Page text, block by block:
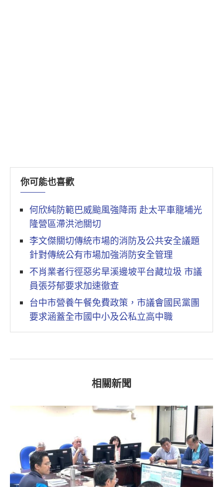
你可能也喜歡
何欣純防範巴威颱風強降雨 赴太平車籠埔光
隆營區滯洪池關切
李文傑關切傳統市場的消防及公共安全議題
針對傳統公有市場加強消防安全管理
不肖業者行徑惡劣旱溪邊坡平台藏垃圾 市議
員張芬郁要求加速徹查
台中市營養午餐免費政策，市議會國民黨團
要求涵蓋全市國中小及公私立高中職
相關新聞